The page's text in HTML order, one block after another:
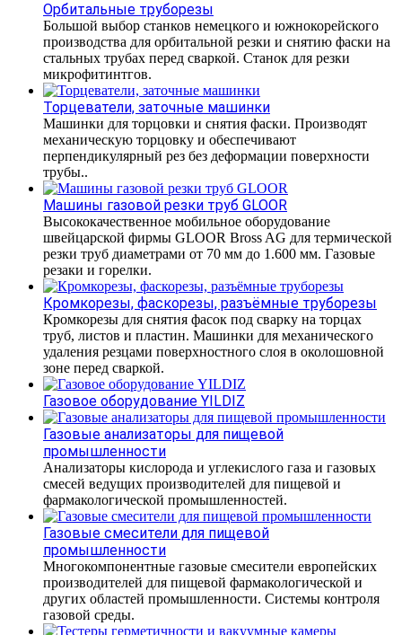
Орбитальные труборезы
Большой выбор станков немецкого и южнокорейского
производства для орбитальной резки и снятию фаски на
стальных трубах перед сваркой. Станок для резки
микрофитинтгов.
Торцеватели, заточные машинки
Машинки для торцовки и снятия фаски. Производят
механическую торцовку и обеспечивают
перпендикулярный рез без деформации поверхности
трубы..
Машины газовой резки труб GLOOR
Высококачественное мобильное оборудование
швейцарской фирмы GLOOR Bross AG для термической
резки труб диаметрами от 70 мм до 1.600 мм. Газовые
резаки и горелки.
Кромкорезы, фаскорезы, разъёмные труборезы
Кромкорезы для снятия фасок под сварку на торцах
труб, листов и пластин. Машинки для механического
удаления резцами поверхностного слоя в околошовной
зоне перед сваркой.
Газовое оборудование YILDIZ
Газовые анализаторы для пищевой
промышленности
Анализаторы кислорода и углекислого газа и газовых
смесей ведущих производителей для пищевой и
фармакологической промышленностей.
Газовые смесители для пищевой
промышленности
Многокомпонентные газовые смесители европейских
производителей для пищевой фармакологической и
других областей промышленности. Системы контроля
газовой среды.